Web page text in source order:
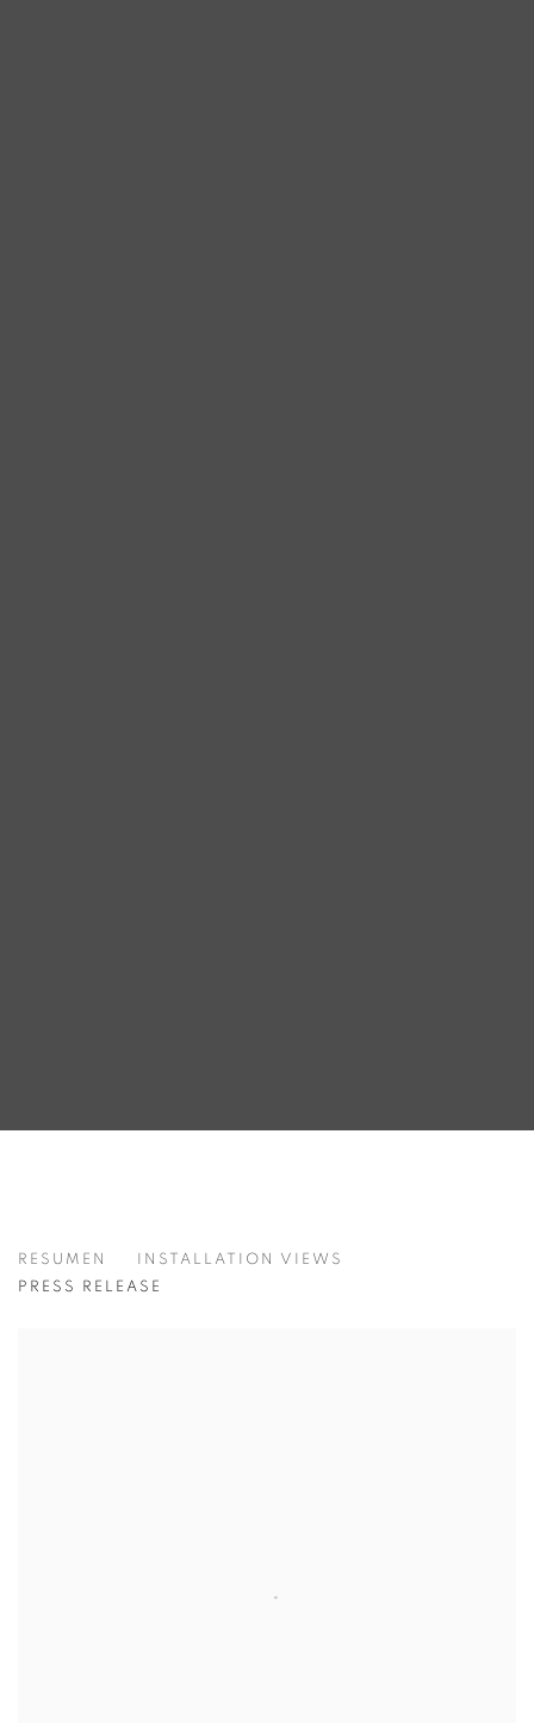
RESUMEN
INSTALLATION VIEWS
PRESS RELEASE